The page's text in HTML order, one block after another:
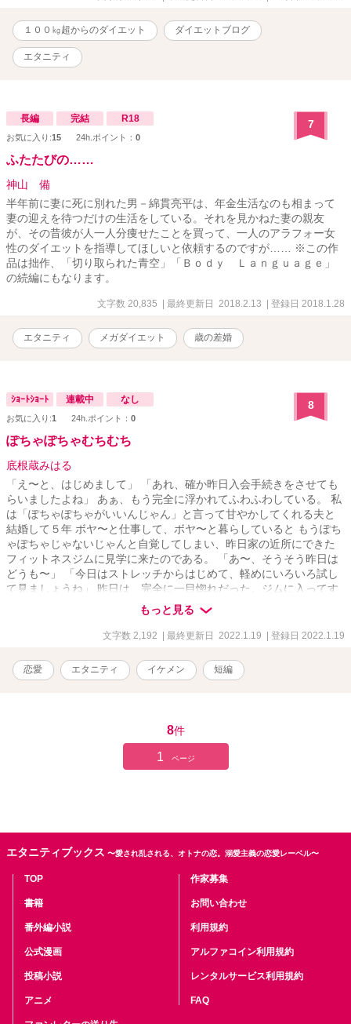
１００㎏超からのダイエット ダイエットブログ
エタニティ
長編 完結 R18
お気に入り:15 24h.ポイント： 0
7
ふたたびの……
神山 備
半年前に妻に死に別れた男－綿貫亮平は、年金生活なのも相まって
妻の迎えを待つだけの生活をしている。それを見かねた妻の親友
が、その昔彼が人一人分痩せたことを買って、一人のアラフォー女
性のダイエットを指導してほしいと依頼するのですが…… ※この作
品は拙作、「切り取られた青空」「Ｂｏｄｙ Ｌａｎｇｕａｇｅ」
の続編にもなります。
文字数 20,835 | 最終更新日 2018.2.13 | 登録日 2018.1.28
エタニティ メガダイエット 歳の差婚
ｼｮｰﾄｼｮｰﾄ 連載中 なし
お気に入り:1 24h.ポイント： 0
8
ぽちゃぽちゃむちむち
底根蔵みはる
「え〜と、はじめまして」 「あれ、確か昨日入会手続きをさせても
らいましたよね」 あぁ、もう完全に浮かれてふわふわしている。 私
は「ぽちゃぽちゃがいいんじゃん」と言って甘やかしてくれる夫と
結婚して５年 ボヤ〜と仕事して、ボヤ〜と暮らしていると もうぽち
ゃぽちゃじゃないじゃんと自覚してしまい、昨日家の近所にできた
フィットネスジムに見学に来たのである。 「あ〜、そうそう昨日は
どうも〜」 「今日はストレッチからはじめて、軽めにいろいろ試し
て見ましょうね」 昨日は、完全に一目惚れだった。ジムに入ってす
ぐの受付でにこにこと出迎えてくれた彼は、少し年下で、色白で細
身だけど胸板から腕まわりが明らかにがっちりしていてアスリート
ですと体がアピールしていた。 正直なところ彼と話した記憶はほと
の申込書を書いた記憶はうっすらある。 「じゃあ、はじめましょ
う」 「はい、よろしくお願いします」 しかし、今日のインストラク
というか、この笑顔には下心があるような気がする。 このジムに入
会した目的はもちろんダイエットのためだけれど、あわよくば彼と
イチャイチャトレーニング？！なんて思っていたのだ。 でも、私み
たいな女を相手にしないよねぇ……。 そんなことを考えているうち
ますか？とは聞けなかった。
もっと見る
文字数 2,192 | 最終更新日 2022.1.19 | 登録日 2022.1.19
恋愛 エタニティ イケメン 短編
8件
1 ページ
エタニティブックス 〜愛され乱される、オトナの恋。溺愛主義の恋愛レーベル〜
TOP
書籍
番外編小説
公式漫画
投稿小説
アニメ
作家募集
お問い合わせ
利用規約
アルファコイン利用規約
レンタルサービス利用規約
FAQ